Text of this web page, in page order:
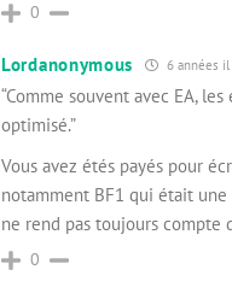
0
Lordanonymous 6 années il
“Comme souvent avec EA,
optimisé.”
Vous avez étés payés pour
notamment BF1 qui était une
ne rend pas toujours compte
0